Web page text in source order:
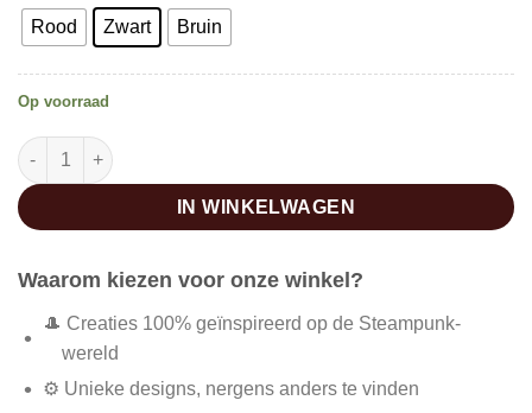
Rood Zwart Bruin
Op voorraad
Steampunk vlinderdas aantal
IN WINKELWAGEN
Waarom kiezen voor onze winkel?
🎩 Creaties 100% geïnspireerd op de Steampunk-
wereld
⚙️ Unieke designs, nergens anders te vinden